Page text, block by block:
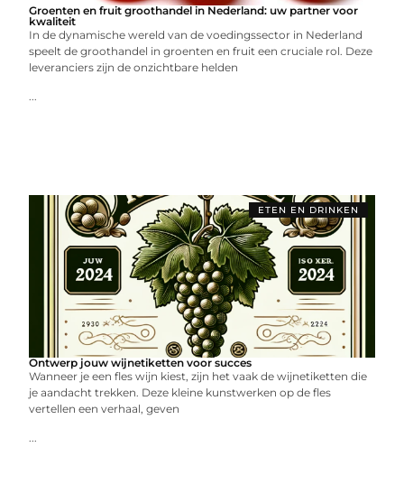
Groenten en fruit groothandel in Nederland: uw partner voor
kwaliteit
In de dynamische wereld van de voedingssector in Nederland
speelt de groothandel in groenten en fruit een cruciale rol. Deze
leveranciers zijn de onzichtbare helden
...
ETEN EN DRINKEN
Ontwerp jouw wijnetiketten voor succes
Wanneer je een fles wijn kiest, zijn het vaak de wijnetiketten die
je aandacht trekken. Deze kleine kunstwerken op de fles
vertellen een verhaal, geven
...